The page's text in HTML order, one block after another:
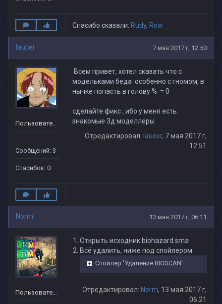
Спасибо сказали: Rudy, Row
laucer 7 мая 2017 г, 12:50
Пользователь
Сообщений: 3
Спасибок: 0
Всем привет, хотел сказать что с
модельками беда особенно с гномом, в
нычке попасть в голову % = 0
сделайте фикс , ибо у меня есть
знакомые 3д моделлеры
Отредактировал: laucer, 7 мая 2017 г,
12:51
Norm 13 мая 2017 г, 06:11
Пользователь
Открыть исходник biohazard.sma
Всё удалить, ниже под спойлером
Спойлер 'Удаление BIOSCAN'
Отредактировал: Norm, 13 мая 2017 г,
06:21